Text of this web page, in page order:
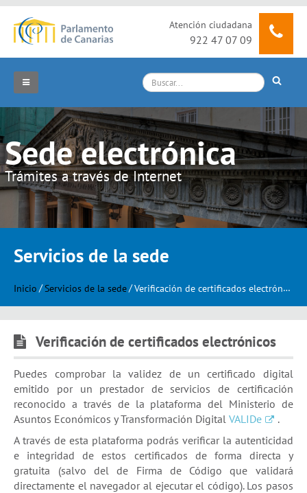
Atención ciudadana
922 47 07 09
Menu
Inicio
Datos de la sede
Servicios de la sede
Área personal
Factura electrónica
buscas?
Sede electrónica
Trámites a través de Internet
Servicios de la sede
Inicio / Servicios de la sede/Verificación de certificados electrónicos
Verificación de certificados electrónicos
Puedes comprobar la validez de un certificado digital
emitido por un prestador de servicios de certificación
reconocido a través de la plataforma del Ministerio de
Asuntos Económicos y Transformación DigitalVALIDe
.
A través de esta plataforma podrás verificar la autenticidad
e integridad de estos certificados de forma directa y
gratuita (salvo del de Firma de Código que validará
directamente el navegador al ejecutar el código). Los pasos